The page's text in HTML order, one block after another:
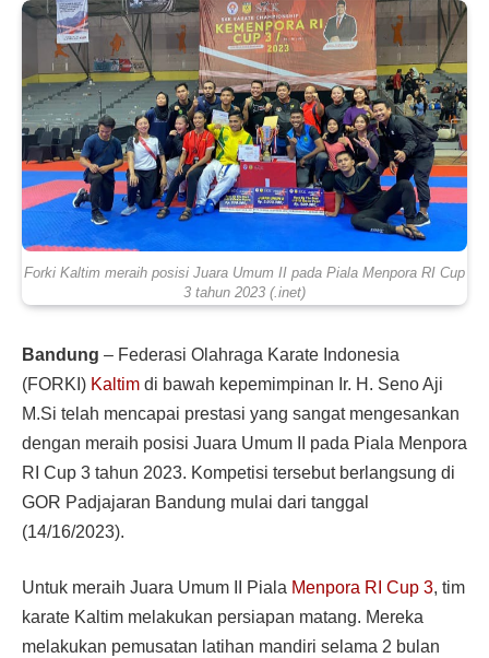
Forki Kaltim meraih posisi Juara Umum II pada Piala Menpora RI Cup
3 tahun 2023 (.inet)
Bandung – Federasi Olahraga Karate Indonesia
(FORKI) Kaltim di bawah kepemimpinan Ir. H. Seno Aji
M.Si telah mencapai prestasi yang sangat mengesankan
dengan meraih posisi Juara Umum II pada Piala Menpora
RI Cup 3 tahun 2023. Kompetisi tersebut berlangsung di
GOR Padjajaran Bandung mulai dari tanggal
(14/16/2023).
Untuk meraih Juara Umum II Piala Menpora RI Cup 3, tim
karate Kaltim melakukan persiapan matang. Mereka
melakukan pemusatan latihan mandiri selama 2 bulan